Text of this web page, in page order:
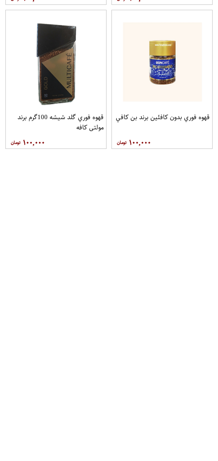
قهوه فوري بدون کافئين برند بن کافي
۱۰۰,۰۰۰
قهوه فوري گلد شيشه 100گرم برند
مولتي کافه
۱۰۰,۰۰۰